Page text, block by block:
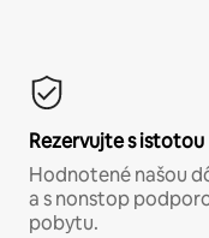
Rezervujte s istotou
Hodnotené našou
a s nonstop
pobytu.